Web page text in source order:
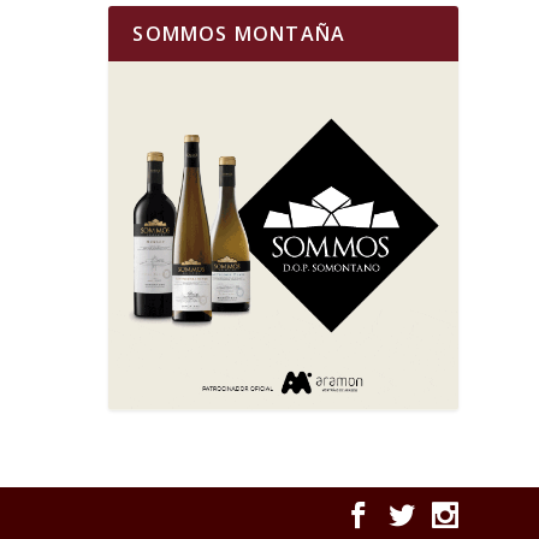
SOMMOS MONTAÑA